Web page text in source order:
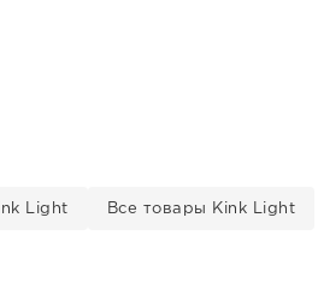
Light Все товары Kink Light